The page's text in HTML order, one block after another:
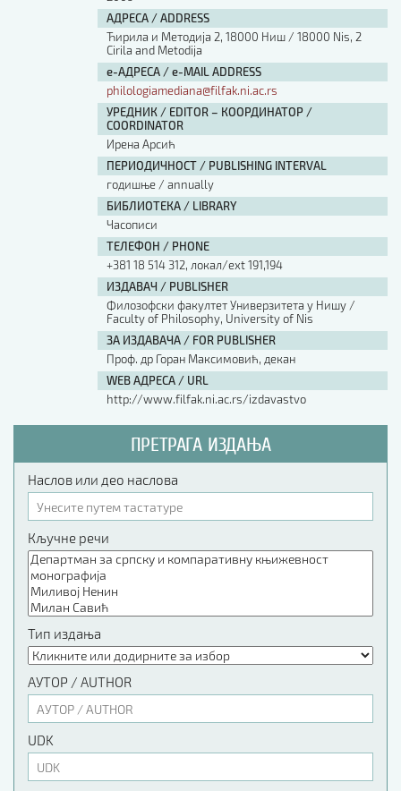
АДРЕСА / ADDRESS
Ћирила и Методија 2, 18000 Ниш / 18000 Nis, 2
Cirila and Metodija
е-АДРЕСА / e-MAIL ADDRESS
philologiamediana@filfak.ni.ac.rs
УРЕДНИК / EDITOR – КООРДИНАТОР /
COORDINATOR
Ирена Арсић
ПЕРИОДИЧНОСТ / PUBLISHING INTERVAL
годишње / annually
БИБЛИОТЕКА / LIBRARY
Часописи
ТЕЛЕФОН / PHONE
+381 18 514 312, локал/ext 191,194
ИЗДАВАЧ / PUBLISHER
Филозофски факултет Универзитета у Нишу /
Faculty of Philosophy, University of Nis
ЗА ИЗДАВАЧА / FOR PUBLISHER
Проф. др Горан Максимовић, декан
WEB АДРЕСА / URL
http://www.filfak.ni.ac.rs/izdavastvo
ПРЕТРАГА ИЗДАЊА
Наслов или део наслова
Кључне речи
Тип издања
АУТОР / AUTHOR
UDK